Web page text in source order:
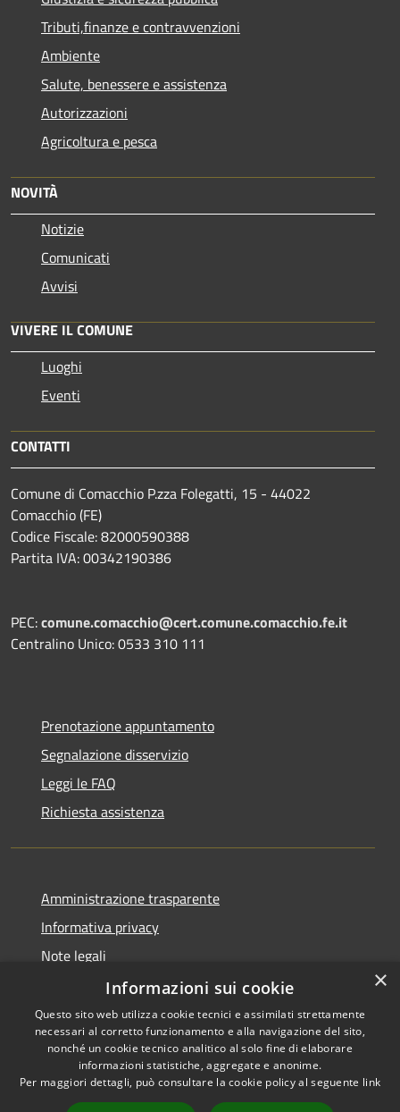
Tributi,finanze e contravvenzioni
Ambiente
Salute, benessere e assistenza
Autorizzazioni
Agricoltura e pesca
NOVITÀ
Notizie
Comunicati
Avvisi
VIVERE IL COMUNE
Luoghi
Eventi
CONTATTI
Comune di Comacchio P.zza Folegatti, 15 - 44022
Comacchio (FE)
Codice Fiscale: 82000590388
Partita IVA: 00342190386
PEC:comune.comacchio@cert.comune.comacchio.fe.it
Centralino Unico: 0533 310 111
Prenotazione appuntamento
Segnalazione disservizio
Leggi le FAQ
Richiesta assistenza
Amministrazione trasparente
Informativa privacy
Note legali
Dichiarazione di accessibilità
RSS
Accessibilità
Copyright © 2026 • Città di
Comacchio • Powered by
×
Informazioni sui cookie
Questo sito web utilizza cookie tecnici e assimilati strettamente
necessari al corretto funzionamento e alla navigazione del sito,
nonché un cookie tecnico analitico al solo fine di elaborare
informazioni statistiche, aggregate e anonime.
Per maggiori dettagli, può consultare la cookie policy al seguente link